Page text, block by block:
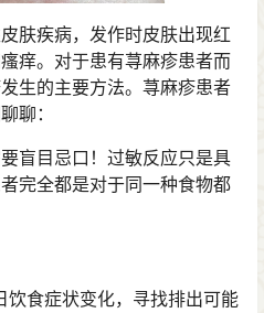
肤疾病，发作时皮肤出现红
痒。对于患有荨麻疹患者而
生的主要方法。荨麻疹患者
聊：
盲目忌口！过敏反应只是具
完全都是对于同一种食物都
饮食症状变化，寻找排出可能